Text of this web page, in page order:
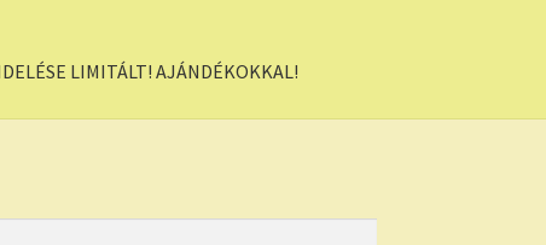
LIMITÁLT! AJÁNDÉKOKKAL!